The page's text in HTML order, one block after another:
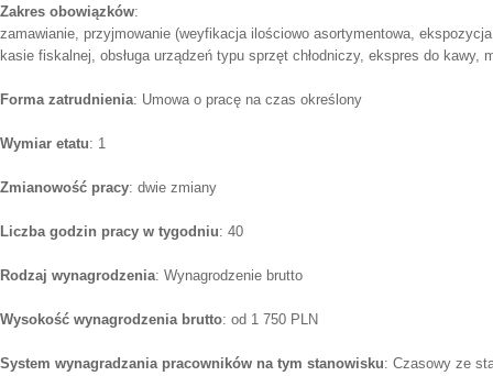
Zakres obowiązków:
zamawianie, przyjmowanie (weyfikacja ilościowo asortymentowa,
kasie fiskalnej, obsługa urządzeń typu sprzęt chłodniczy, ekspres do kawy,
Forma zatrudnienia: Umowa o pracę na czas określony
Wymiar etatu: 1
Zmianowość pracy: dwie zmiany
Liczba godzin pracy w tygodniu: 40
Rodzaj wynagrodzenia: Wynagrodzenie brutto
Wysokość wynagrodzenia brutto: od 1 750 PLN
System wynagradzania pracowników na tym stanowisku: Czasowy ze